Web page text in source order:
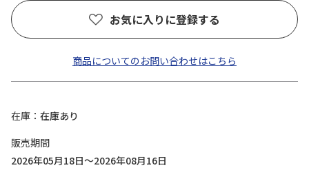
お気に入りに登録する
商品についてのお問い合わせはこちら
在庫
在庫あり
販売期間
2026年05月18日～2026年08月16日